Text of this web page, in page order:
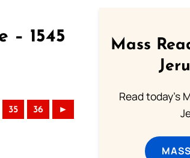
1545
35 36 ►
Mass
Read today's